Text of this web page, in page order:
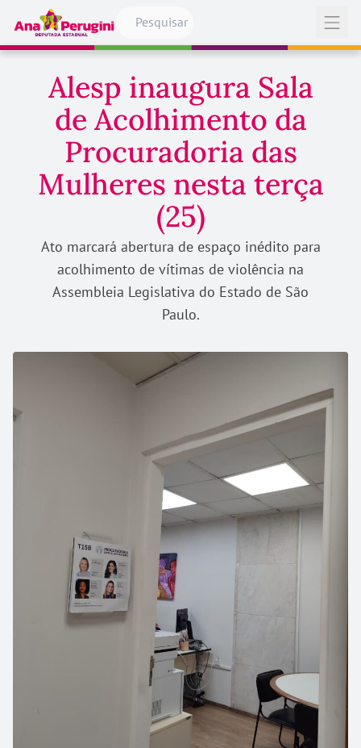
Pular para o conteúdo
Abrir
Alesp inaugura Sala
de Acolhimento da
Procuradoria das
Mulheres nesta terça
(25)
Ato marcará abertura de espaço inédito para
acolhimento de vítimas de violência na
Assembleia Legislativa do Estado de São
Paulo.